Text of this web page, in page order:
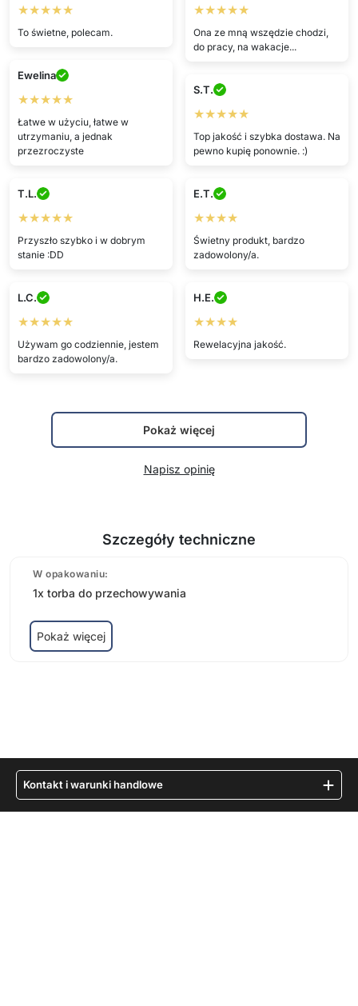
★★★★★
To świetne, polecam.
★★★★★
Ona ze mną wszędzie chodzi,
do pracy, na wakacje...
Ewelina
★★★★★
Łatwe w użyciu, łatwe w
utrzymaniu, a jednak
przezroczyste
S.T.
★★★★★
Top jakość i szybka dostawa. Na
pewno kupię ponownie. :)
T.L.
★★★★★
Przyszło szybko i w dobrym
stanie :DD
E.T.
★★★★
Świetny produkt, bardzo
zadowolony/a.
L.C.
★★★★★
Używam go codziennie, jestem
bardzo zadowolony/a.
H.E.
★★★★
Rewelacyjna jakość.
Pokaż więcej
Napisz opinię
Szczegóły techniczne
W opakowaniu:
1x torba do przechowywania
Pokaż więcej
Kontakt i warunki handlowe